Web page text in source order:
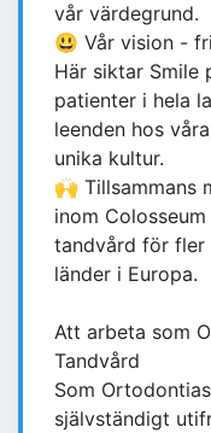
vår värdegrund.
😃 Vår vision -
Här siktar Smile
patienter i hela
leenden hos
unika kultur.
🙌 Tillsammans
inom
tandvård för fler
länder i Europa.
Att arbeta som
Tandvård
Som
självständigt